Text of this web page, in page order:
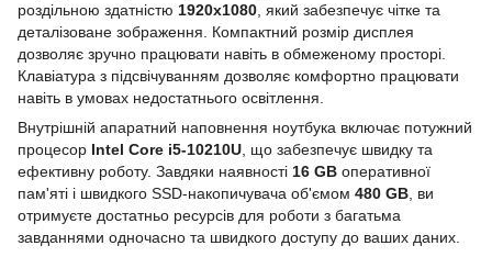
роздільною здатністю 1920x1080 , який забезпечує чітке та
деталізоване зображення. Компактний розмір дисплея
дозволяє зручно працювати навіть в обмеженому просторі.
Клавіатура з підсвічуванням дозволяє комфортно працювати
навіть в умовах недостатнього освітлення.
Внутрішній апаратний наповнення ноутбука включає потужний
процесор Intel Core i5-10210U , що забезпечує швидку та
ефективну роботу. Завдяки наявності 16 GB оперативної
пам'яті і швидкого SSD-накопичувача об'ємом 480 GB , ви
отримуєте достатньо ресурсів для роботи з багатьма
завданнями одночасно та швидкого доступу до ваших даних.